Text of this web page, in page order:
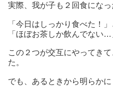
実際、我が子も２回食にな
「今日はしっかり食べた！
「ほぼお茶しか飲んでない…
この２つが交互にやってき
た。
でも、あるときから明らか